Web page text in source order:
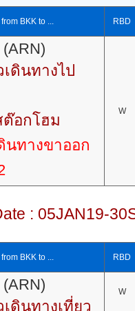
BKK to ... RBD
ดินทางไป
ต๊อกโฮม
นทางขาออก
W
: 05JAN19-
BKK to ... RBD
ดินทางเที่ยว
W